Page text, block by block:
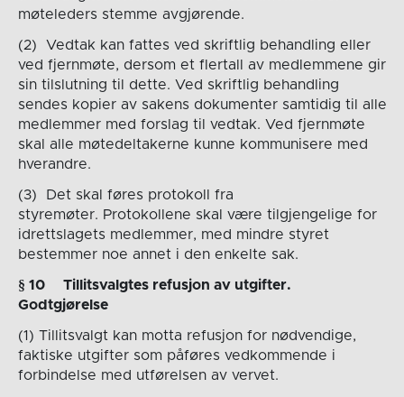
møteleders stemme avgjørende.
(2) Vedtak kan fattes ved skriftlig behandling eller
ved fjernmøte, dersom et flertall av medlemmene gir
sin tilslutning til dette. Ved skriftlig behandling
sendes kopier av sakens dokumenter samtidig til alle
medlemmer med forslag til vedtak. Ved fjernmøte
skal alle møtedeltakerne kunne kommunisere med
hverandre.
(3) Det skal føres protokoll fra
styremøter. Protokollene skal være tilgjengelige for
idrettslagets medlemmer, med mindre styret
bestemmer noe annet i den enkelte sak.
§ 10
Tillitsvalgtes refusjon av utgifter.
Godtgjørelse
(1) Tillitsvalgt kan motta refusjon for nødvendige,
faktiske utgifter som påføres vedkommende i
forbindelse med utførelsen av vervet.